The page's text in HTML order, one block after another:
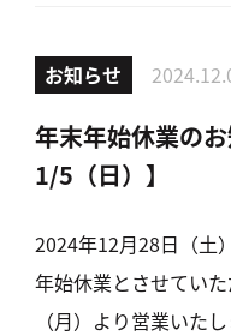
お知らせ
年末年始休業の
1/5（日）】
2024年12月28日（土
年始休業とさせてい
（月）より営業いた